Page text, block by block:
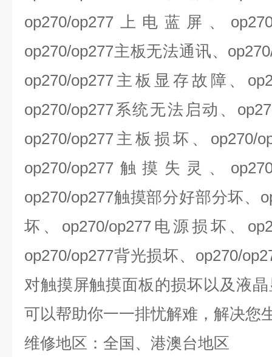
op270/op277 上电蓝屏、
op270/op277主板无法通讯、
op270/op277 主板显存故障、
op270/op277系统无法启动、
op270/op277 主板损坏、 op270/
op270/op277 触摸失灵、
op270/op277触摸部分好部分坏、
坏、 op270/op277电源损坏、
op270/op277背光损坏、 op270/
对触摸屏触摸面板的损坏以及液
可以帮助你一一排忧解难，解决您
维修地区：全国、港澳台地区